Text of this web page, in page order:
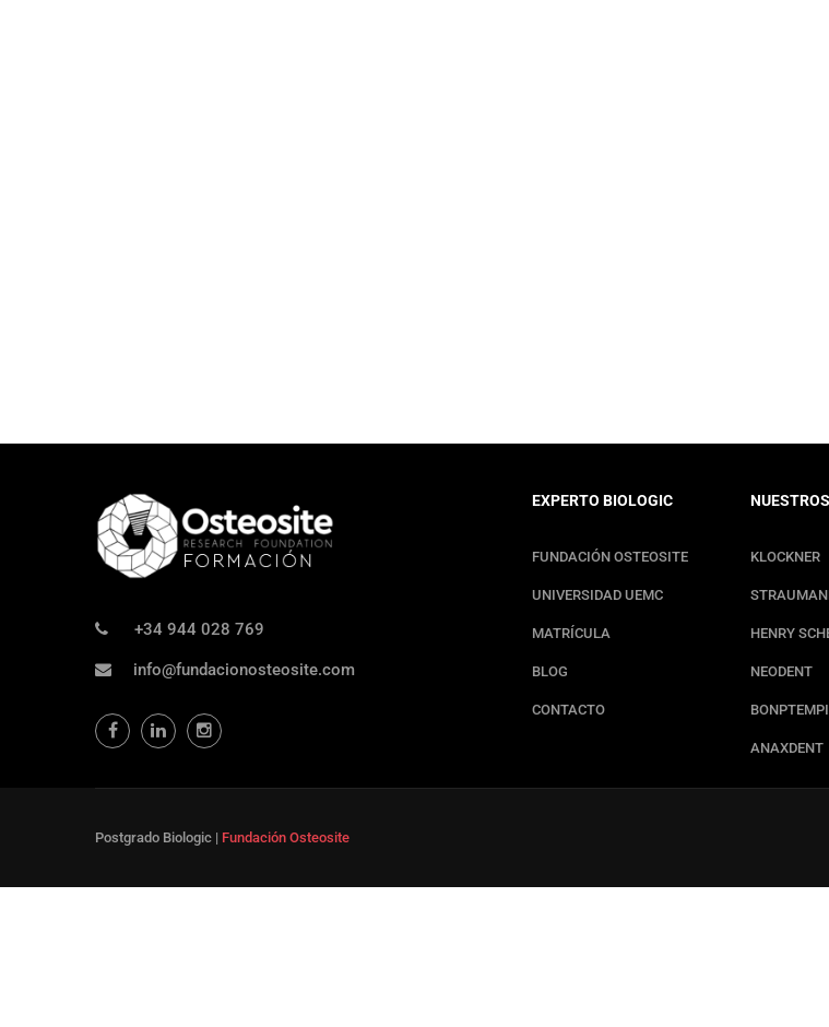
+34 944 028 769
info@fundacionosteosite.com
EXPERTO BIOLOGIC
FUNDACIÓN OSTEOSITE
UNIVERSIDAD UEMC
MATRÍCULA
BLOG
CONTACTO
KLOCKNER
HENRY
NEODENT
BONPTEMPI
ANAXDENT
Postgrado Biologic | Fundación Osteosite
¿Te unes al
Experto Universitario en Implantología Oral:
MATRICÚLATE AHORA